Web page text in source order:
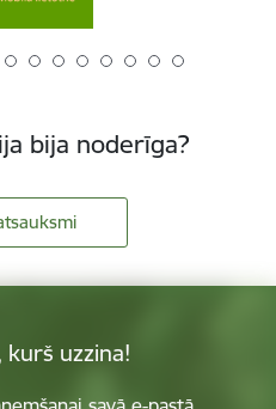
bija noderīga?
kurš uzzina!